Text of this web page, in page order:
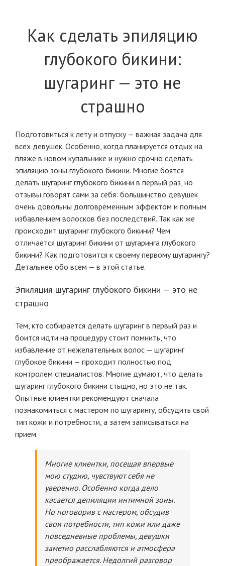
Как сделать эпиляцию
глубокого бикини:
шугаринг — это не
страшно
Подготовиться к лету и отпуску — важная задача для
всех девушек. Особенно, когда планируется отдых на
пляже в новом купальнике и нужно срочно сделать
эпиляцию зоны глубокого бикини. Многие боятся
делать шугаринг глубокого бикини в первый раз, но
отзывы говорят сами за себя: большинство девушек
очень довольны долговременным эффектом и полным
избавлением волосков без последствий. Так как же
происходит шугаринг глубокого бикини? Чем
отличается шугаринг бикини от шугаринга глубокого
бикини? Как подготовится к своему первому шугарингу?
Детальнее обо всем — в этой статье.
Эпиляция шугаринг глубокого бикини — это не
страшно
Тем, кто собирается делать шугаринг в первый раз и
боится идти на процедуру стоит помнить, что
избавление от нежелательных волос — шугаринг
глубокое бикини — проходит полностью под
контролем специалистов. Многие думают, что делать
шугаринг глубокого бикини стыдно, но это не так.
Опытные клиентки рекомендуют сначала
познакомиться с мастером по шугарингу, обсудить свой
тип кожи и потребности, а затем записываться на
прием.
Многие клиентки, посещая впервые
мою студию, чувствуют себя не
уверенно. Особенно когда дело
касается депиляции интимной зоны.
Но поговорив с мастером, обсудив
свои потребности, тип кожи или даже
повседневные проблемы, девушки
заметно расслабляются и атмосфера
преображается. Недолгий разговор